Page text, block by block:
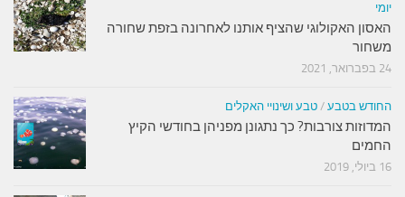
יומי
האסון האקולוגי שהציף אותנו לאחרונה בזפת שחורה
משחור
24 בפברואר, 2021
החודש בטבע / טבע ושינויי האקלים
המדוזות צורבות? כך נתגונן מפניהן בחודשי הקיץ
החמים
16 ביולי, 2019